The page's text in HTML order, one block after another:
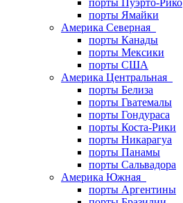
порты Пуэрто-Рико
порты Ямайки
Америка Северная
порты Канады
порты Мексики
порты США
Америка Центральная
порты Белиза
порты Гватемалы
порты Гондураса
порты Коста-Рики
порты Никарагуа
порты Панамы
порты Сальвадора
Америка Южная
порты Аргентины